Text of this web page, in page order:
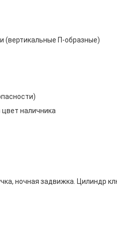
(вертикальные П-образные)
наличника
ночная задвижка. Цилиндр